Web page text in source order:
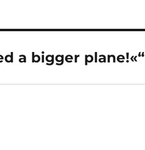
a bigger plane!«“